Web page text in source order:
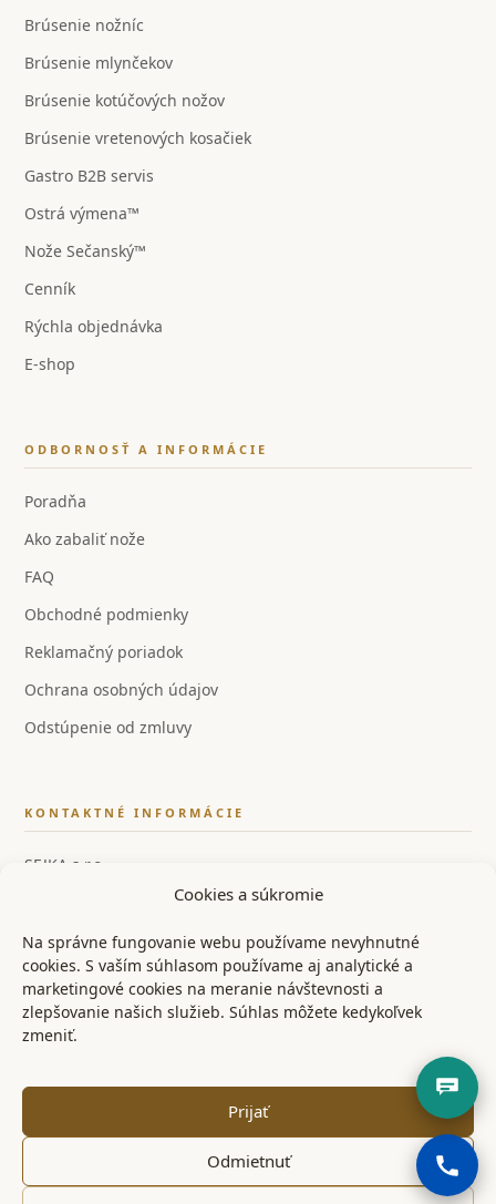
Cookies a súkromie
Na správne fungovanie webu používame nevyhnutné
cookies. S vaším súhlasom používame aj analytické a
marketingové cookies na meranie návštevnosti a
zlepšovanie našich služieb. Súhlas môžete kedykoľvek
zmeniť.
Prijať
Odmietnuť
Brúsenie nožníc
Brúsenie mlynčekov
Brúsenie kotúčových nožov
Brúsenie vretenových kosačiek
Gastro B2B servis
Ostrá výmena™
Nože Sečanský™
Cenník
Rýchla objednávka
E-shop
ODBORNOSŤ A INFORMÁCIE
Poradňa
Ako zabaliť nože
FAQ
Obchodné podmienky
Reklamačný poriadok
Ochrana osobných údajov
Odstúpenie od zmluvy
KONTAKTNÉ INFORMÁCIE
SEJKA s.r.o.
IČ DPH: SK2122126259
📞 +421 948 528 526
✉ info@ostrenoze.sk
© 2024 OstréNože.sk – Všetky práva vyhradené
REKLAMAČNÝ PORIADOK